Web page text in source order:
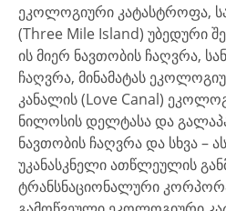
ეკოლოგიური კატასტროფა,
(Three Mile Island) უბედური
ის მიერ ნავთობის ჩაღვრა,
ჩაღვრა, მინამატას
კანალის (Love Canal)
ნილოსის დელტასა და
ნავთობის ჩაღვრა და სხვა –
უკანასკნელი ათწლეულის
ტრანსნაციონალური